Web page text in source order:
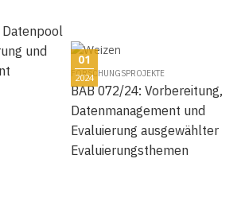
Datenpool
und
01
2024
FORSCHUNGSPROJEKTE
BAB 072/24: Vorbereitung,
Datenmanagement und
Evaluierung ausgewählter
Evaluierungsthemen